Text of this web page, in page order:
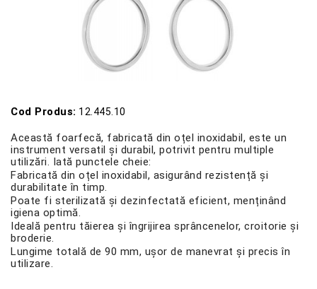
Cod Produs: 12.445.10
Această foarfecă, fabricată din oțel inoxidabil, este un
instrument versatil și durabil, potrivit pentru multiple
utilizări. Iată punctele cheie:
Fabricată din oțel inoxidabil, asigurând rezistență și
durabilitate în timp.
Poate fi sterilizată și dezinfectată eficient, menținând
igiena optimă.
Ideală pentru tăierea și îngrijirea sprâncenelor, croitorie și
broderie.
Lungime totală de 90 mm, ușor de manevrat și precis în
utilizare.